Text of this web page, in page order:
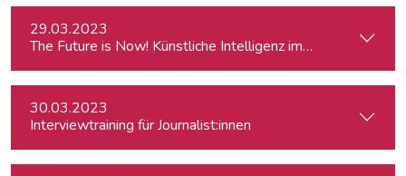
29.03.2023
The Future is Now! Künstliche Intelligenz im Journalismus:
30.03.2023
Interviewtraining für Journalist:innen